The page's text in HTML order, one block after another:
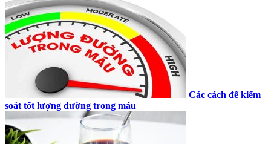
Các cách để kiểm
soát tốt lượng đường trong máu